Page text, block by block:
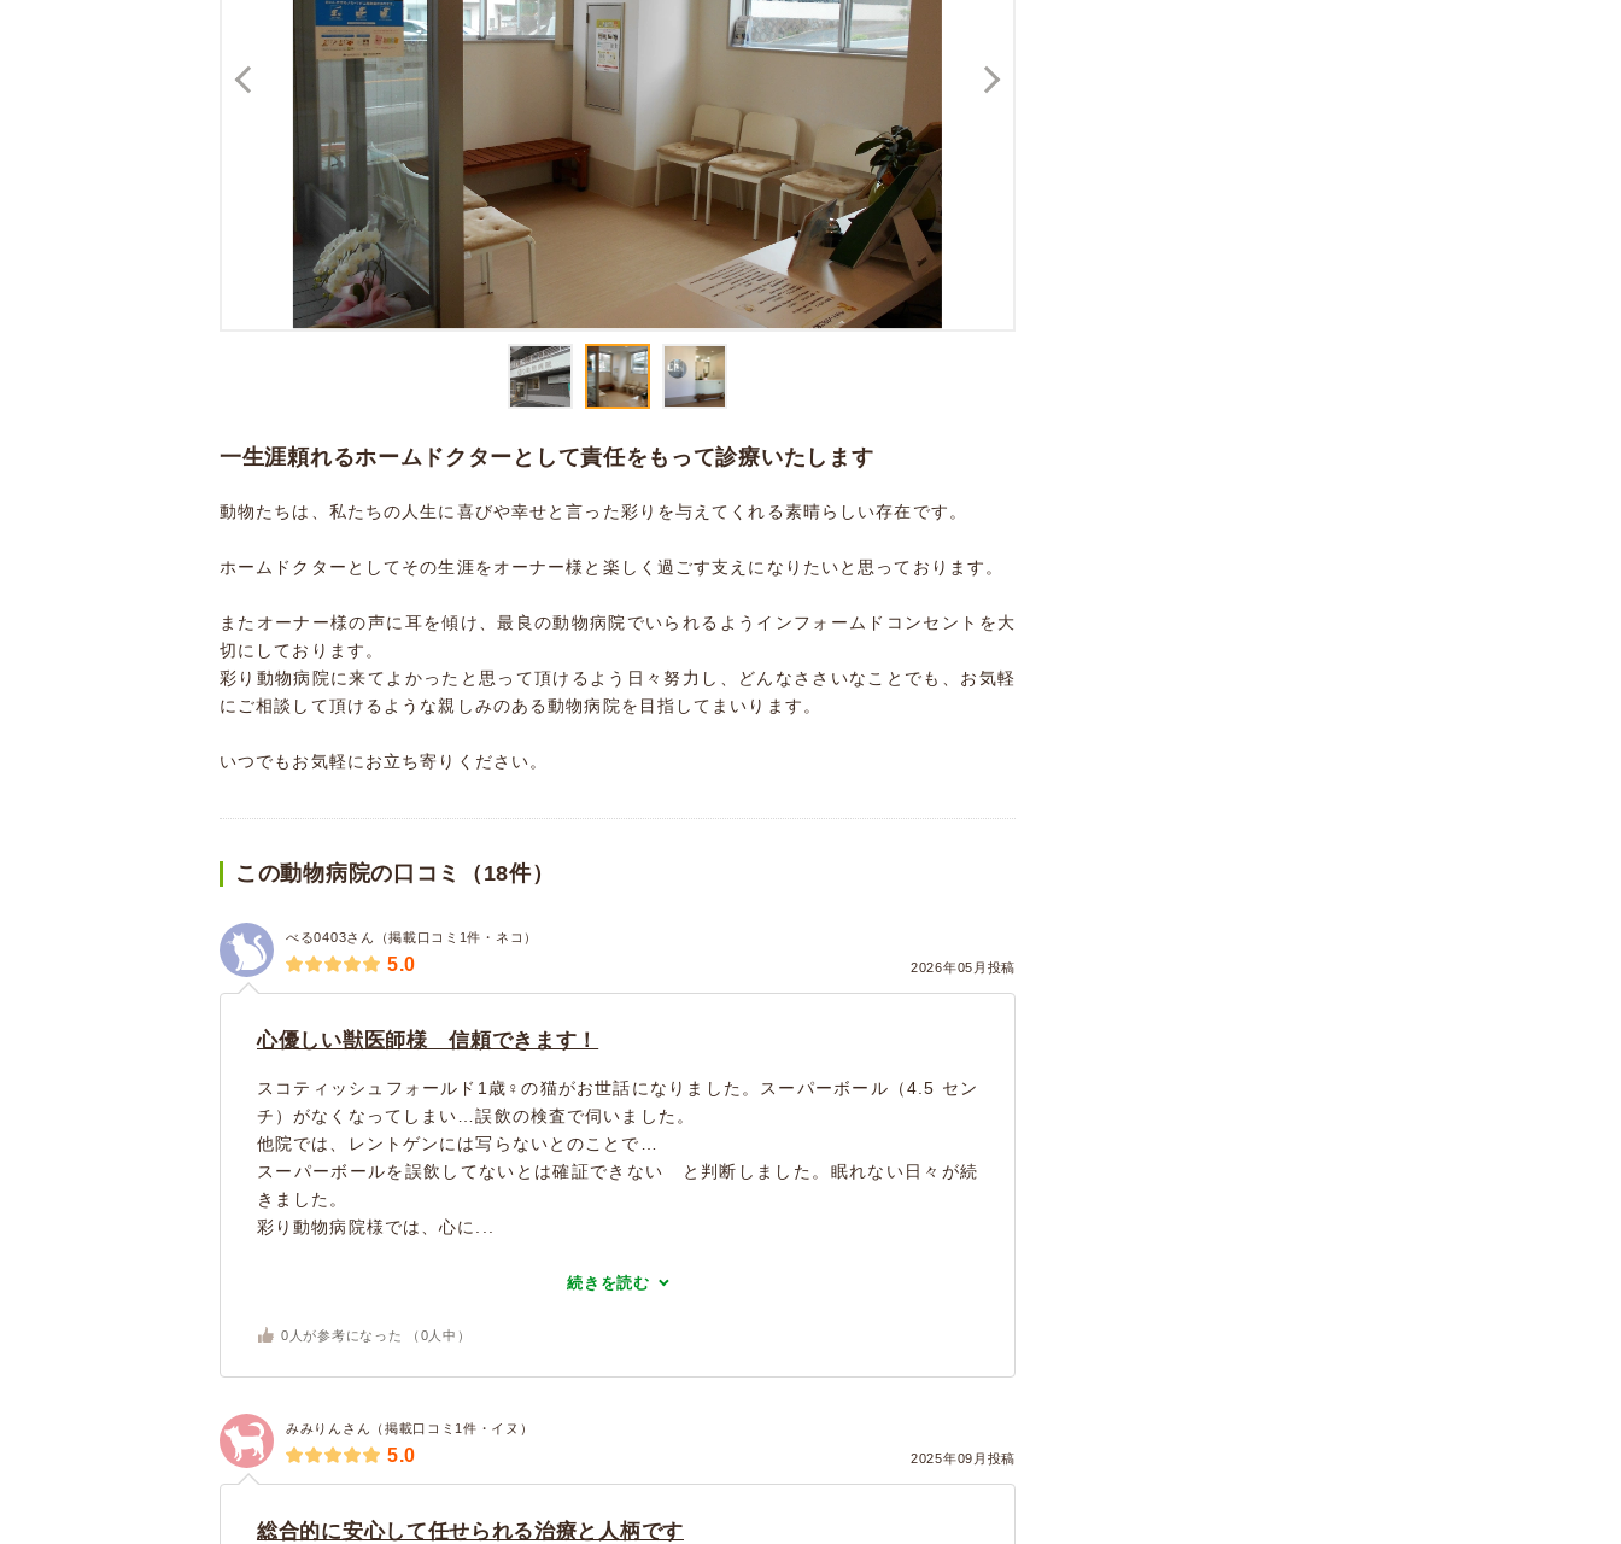
一生涯頼れるホームドクターとして責任をもって診療いたします
動物たちは、私たちの人生に喜びや幸せと言った彩りを与えてくれる素晴らしい存在です。
ホームドクターとしてその生涯をオーナー様と楽しく過ごす支えになりたいと思っております。
またオーナー様の声に耳を傾け、最良の動物病院でいられるようインフォームドコンセントを大
切にしております。
彩り動物病院に来てよかったと思って頂けるよう日々努力し、どんなささいなことでも、お気軽
にご相談して頂けるような親しみのある動物病院を目指してまいります。
いつでもお気軽にお立ち寄りください。
この動物病院の口コミ（18件）
べる0403さん（掲載口コミ1件・ネコ）
2026年05月投稿
5.0
心優しい獣医師様 信頼できます！
スコティッシュフォールド1歳♀の猫がお世話になりました。スーパーボール（4.5 セン
チ）がなくなってしまい…誤飲の検査で伺いました。
他院では、レントゲンには写らないとのことで…
スーパーボールを誤飲してないとは確証できない と判断しました。眠れない日々が続
きました。
彩り動物病院様では、心に...
続きを読む
0 人が参考になった （ 0 人中）
みみりんさん（掲載口コミ1件・イヌ）
2025年09月投稿
5.0
総合的に安心して任せられる治療と人柄です